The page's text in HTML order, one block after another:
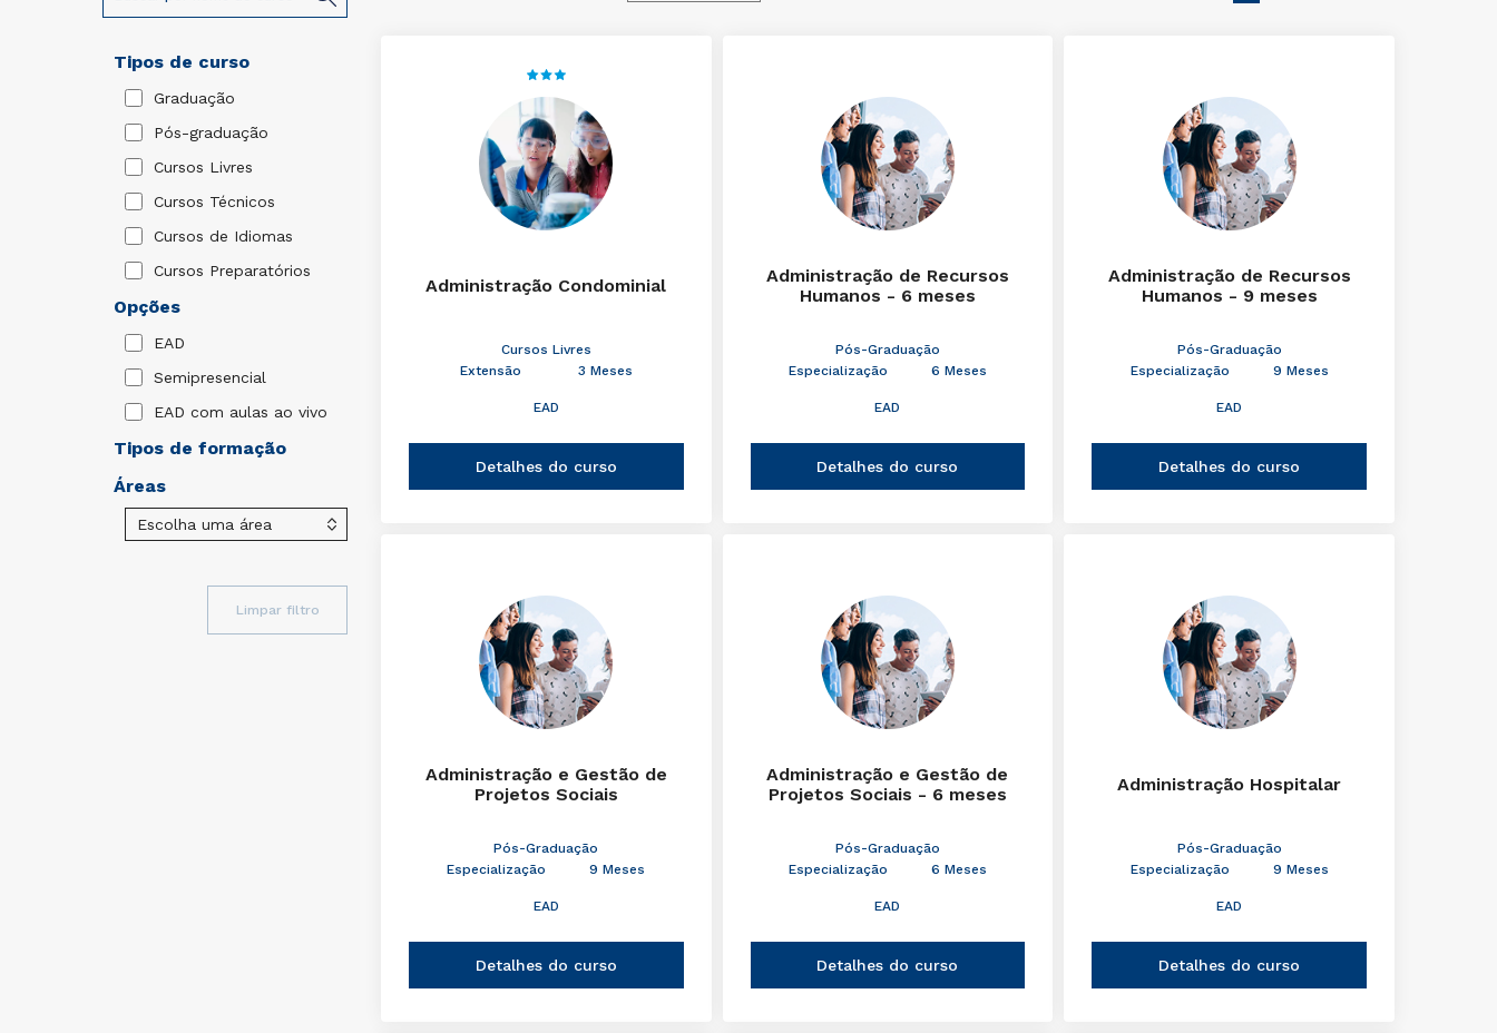
Tipos de curso
Graduação
Pós-graduação
Cursos Livres
Cursos Técnicos
Cursos de Idiomas
Cursos Preparatórios
Opções
EAD
Semipresencial
EAD com aulas ao vivo
Tipos de formação
Áreas
Limpar filtro
Administração Condominial
Cursos Livres
Extensão
3 Meses
EAD
Detalhes do curso
Administração de Recursos
Humanos - 6 meses
Pós-Graduação
Especialização
6 Meses
EAD
Detalhes do curso
Administração de Recursos
Humanos - 9 meses
Pós-Graduação
Especialização
9 Meses
EAD
Detalhes do curso
Administração e Gestão de
Projetos Sociais
Pós-Graduação
Especialização
9 Meses
EAD
Detalhes do curso
Administração e Gestão de
Projetos Sociais - 6 meses
Pós-Graduação
Especialização
6 Meses
EAD
Detalhes do curso
Administração Hospitalar
Pós-Graduação
Especialização
9 Meses
EAD
Detalhes do curso